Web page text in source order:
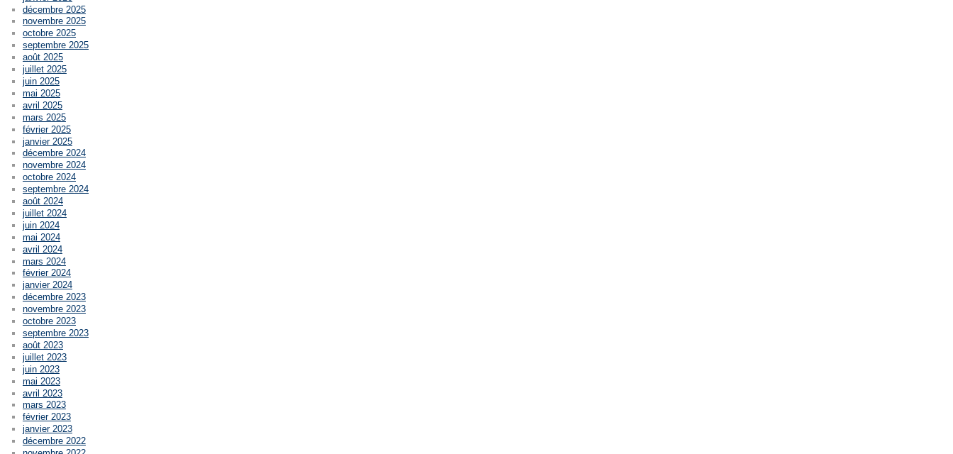
décembre 2025
novembre 2025
octobre 2025
septembre 2025
août 2025
juillet 2025
juin 2025
mai 2025
avril 2025
mars 2025
février 2025
janvier 2025
décembre 2024
novembre 2024
octobre 2024
septembre 2024
août 2024
juillet 2024
juin 2024
mai 2024
avril 2024
mars 2024
février 2024
janvier 2024
décembre 2023
novembre 2023
octobre 2023
septembre 2023
août 2023
juillet 2023
juin 2023
mai 2023
avril 2023
mars 2023
février 2023
janvier 2023
décembre 2022